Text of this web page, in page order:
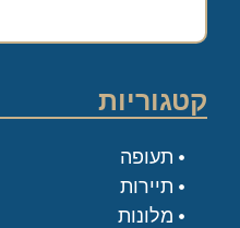
קטגוריות
תעופה
תיירות
מלונות